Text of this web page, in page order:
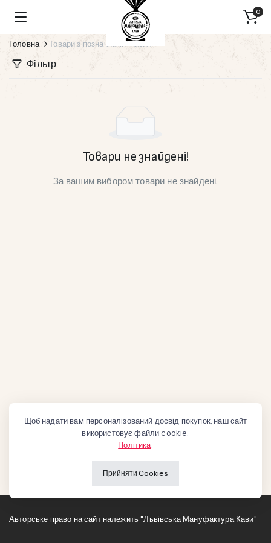
0
Головна Товари з позначками “кизил”
Фільтр
Товари не знайдені!
За вашим вибором товари не знайдені.
Авторське право на сайт належить "Львівська Мануфактура Кави"
Щоб надати вам персоналізований досвід покупок, наш сайт
використовує файли cookie.
Політика.
Прийняти Cookies